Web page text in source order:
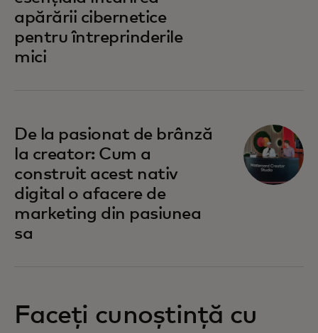
apărării cibernetice
pentru întreprinderile
mici
De la pasionat de brânză
la creator: Cum a
construit acest nativ
digital o afacere de
marketing din pasiunea
sa
Faceți cunoștință cu